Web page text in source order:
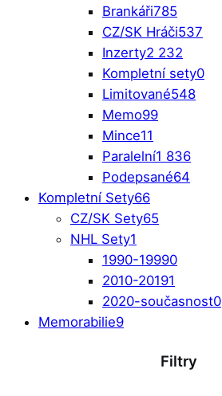
Brankáři785
CZ/SK Hráči537
Inzerty2 232
Kompletní sety0
Limitované548
Memo99
Mince11
Paralelní1 836
Podepsané64
Kompletní Sety66
CZ/SK Sety65
NHL Sety1
1990-19990
2010-20191
2020-současnost0
Memorabilie9
Filtry